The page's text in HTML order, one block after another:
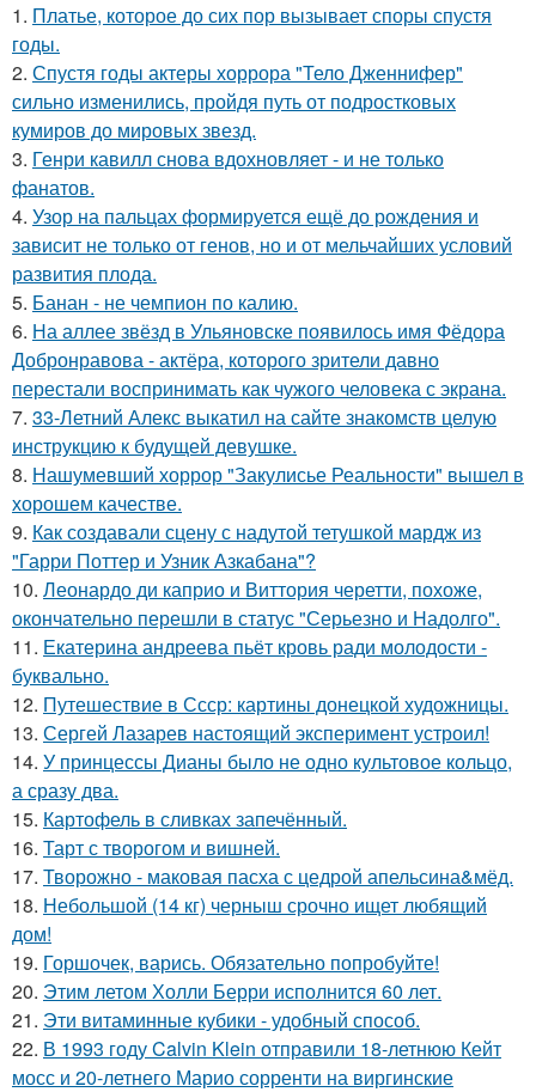
1. Платье, которое до сих пор вызывает споры спустя
годы.
2. Спустя годы актеры хоррора "Тело Дженнифер"
сильно изменились, пройдя путь от подростковых
кумиров до мировых звезд.
3. Генри кавилл снова вдохновляет - и не только
фанатов.
4. Узор на пальцах формируется ещё до рождения и
зависит не только от генов, но и от мельчайших условий
развития плода.
5. Банан - не чемпион по калию.
6. На аллее звёзд в Ульяновске появилось имя Фёдора
Добронравова - актёра, которого зрители давно
перестали воспринимать как чужого человека с экрана.
7. 33-Летний Алекс выкатил на сайте знакомств целую
инструкцию к будущей девушке.
8. Нашумевший хоррор "Закулисье Реальности" вышел в
хорошем качестве.
9. Как создавали сцену с надутой тетушкой мардж из
"Гарри Поттер и Узник Азкабана"?
10. Леонардо ди каприо и Виттория черетти, похоже,
окончательно перешли в статус "Серьезно и Надолго".
11. Екатерина андреева пьёт кровь ради молодости -
буквально.
12. Путешествие в Ссср: картины донецкой художницы.
13. Сергей Лазарев настоящий эксперимент устроил!
14. У принцессы Дианы было не одно культовое кольцо,
а сразу два.
15. Картофель в сливках запечённый.
16. Тарт с творогом и вишней.
17. Творожно - маковая пасха с цедрой апельсина&мёд.
18. Небольшой (14 кг) черныш срочно ищет любящий
дом!
19. Горшочек, варись. Обязательно попробуйте!
20. Этим летом Холли Берри исполнится 60 лет.
21. Эти витаминные кубики - удобный способ.
22. В 1993 году Calvin Klein отправили 18-летнюю Кейт
мосс и 20-летнего Марио сорренти на виргинские